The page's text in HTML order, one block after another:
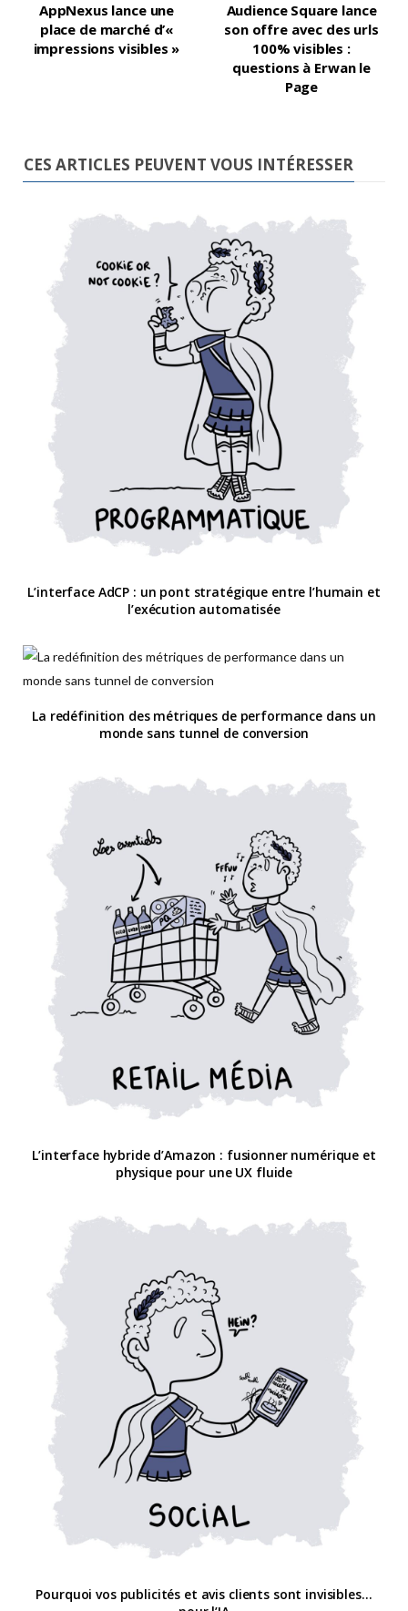
AppNexus lance une
place de marché d’«
impressions visibles »
Audience Square lance
son offre avec des urls
100% visibles :
questions à Erwan le
Page
CES ARTICLES PEUVENT VOUS INTÉRESSER
L’interface AdCP : un pont stratégique entre l’humain et
l’exécution automatisée
La redéfinition des métriques de performance dans un
monde sans tunnel de conversion
L’interface hybride d’Amazon : fusionner numérique et
physique pour une UX fluide
Pourquoi vos publicités et avis clients sont invisibles…